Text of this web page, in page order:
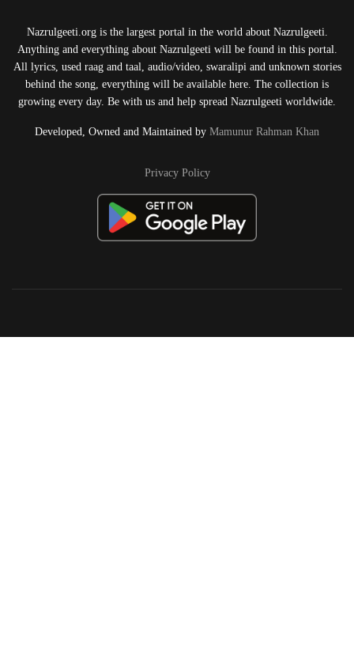
Nazrulgeeti.org is the largest portal in the world about Nazrulgeeti.
Anything and everything about Nazrulgeeti will be found in this portal.
All lyrics, used raag and taal, audio/video, swaralipi and unknown stories
behind the song, everything will be available here. The collection is
growing every day. Be with us and help spread Nazrulgeeti worldwide.
Developed, Owned and Maintained by Mamunur Rahman Khan
Privacy Policy